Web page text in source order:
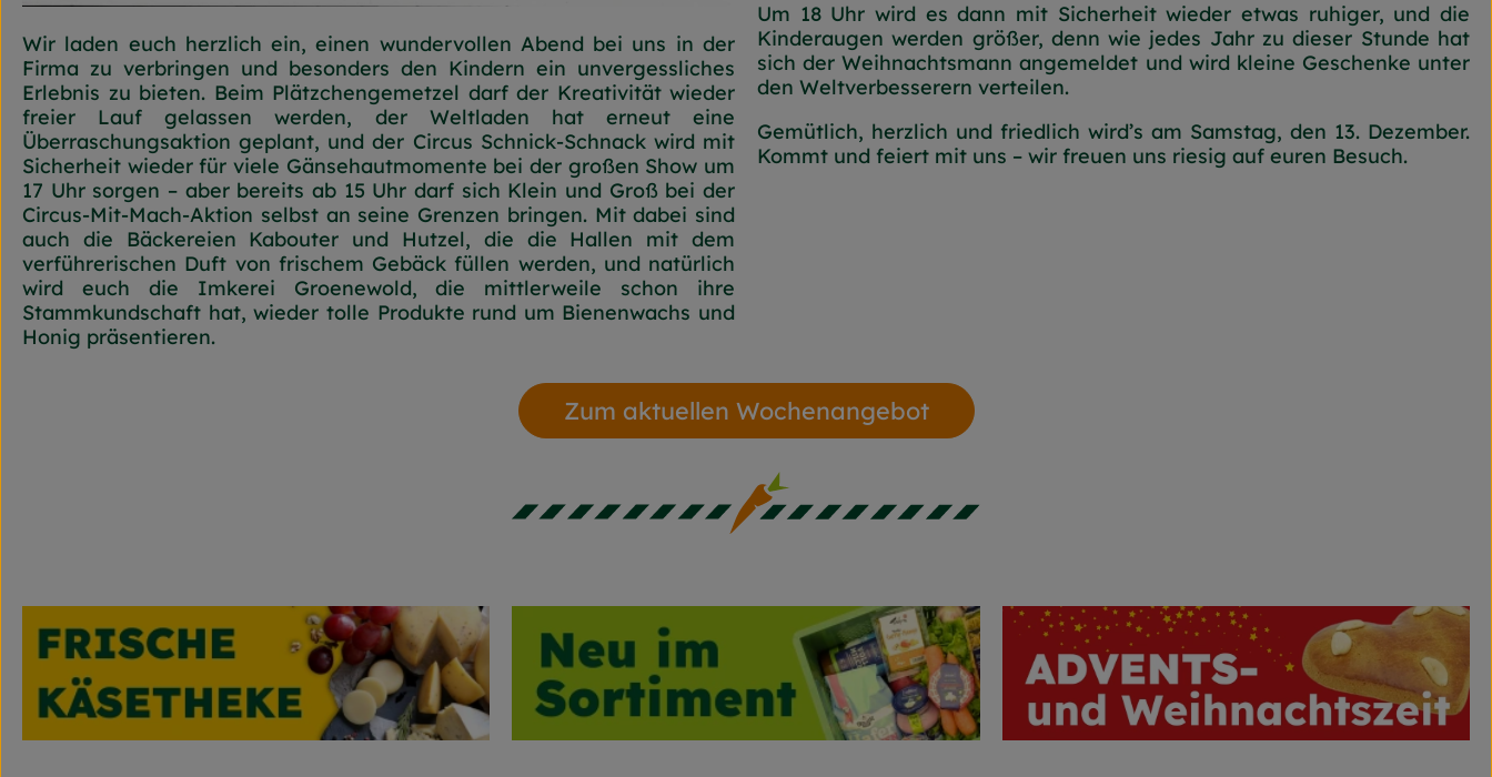
Wir laden euch herzlich ein, einen wundervollen Abend bei uns in der
Firma zu verbringen und besonders den Kindern ein unvergessliches
Erlebnis zu bieten. Beim Plätzchengemetzel darf der Kreativität wieder
freier Lauf gelassen werden, der Weltladen hat erneut eine
Überraschungsaktion geplant, und der Circus Schnick-Schnack wird mit
Sicherheit wieder für viele Gänsehautmomente bei der großen Show um
17 Uhr sorgen – aber bereits ab 15 Uhr darf sich Klein und Groß bei der
Circus-Mit-Mach-Aktion selbst an seine Grenzen bringen. Mit dabei sind
auch die Bäckereien Kabouter und Hutzel, die die Hallen mit dem
verführerischen Duft von frischem Gebäck füllen werden, und natürlich
wird euch die Imkerei Groenewold, die mittlerweile schon ihre
Stammkundschaft hat, wieder tolle Produkte rund um Bienenwachs und
Honig präsentieren.
Um 18 Uhr wird es dann mit Sicherheit wieder etwas ruhiger, und die
Kinderaugen werden größer, denn wie jedes Jahr zu dieser Stunde hat
sich der Weihnachtsmann angemeldet und wird kleine Geschenke unter
den Weltverbesserern verteilen.
Gemütlich, herzlich und friedlich wird’s am Samstag, den 13. Dezember.
Kommt und feiert mit uns – wir freuen uns riesig auf euren Besuch.
Zum aktuellen Wochenangebot